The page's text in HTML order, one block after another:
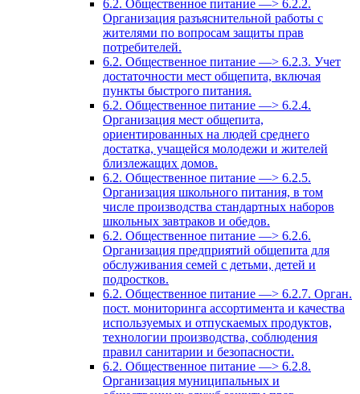
6.2. Общественное питание —> 6.2.2.
Организация разъяснительной работы с
жителями по вопросам защиты прав
потребителей.
6.2. Общественное питание —> 6.2.3. Учет
достаточности мест общепита, включая
пункты быстрого питания.
6.2. Общественное питание —> 6.2.4.
Организация мест общепита,
ориентированных на людей среднего
достатка, учащейся молодежи и жителей
близлежащих домов.
6.2. Общественное питание —> 6.2.5.
Организация школьного питания, в том
числе производства стандартных наборов
школьных завтраков и обедов.
6.2. Общественное питание —> 6.2.6.
Организация предприятий общепита для
обслуживания семей с детьми, детей и
подростков.
6.2. Общественное питание —> 6.2.7. Орган.
пост. мониторинга ассортимента и качества
используемых и отпускаемых продуктов,
технологии производства, соблюдения
правил санитарии и безопасности.
6.2. Общественное питание —> 6.2.8.
Организация муниципальных и